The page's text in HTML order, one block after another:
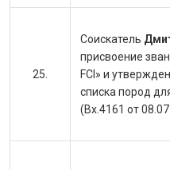
Соискатель
присвоение
FCI» и
списка пород
(Вх.4161 от